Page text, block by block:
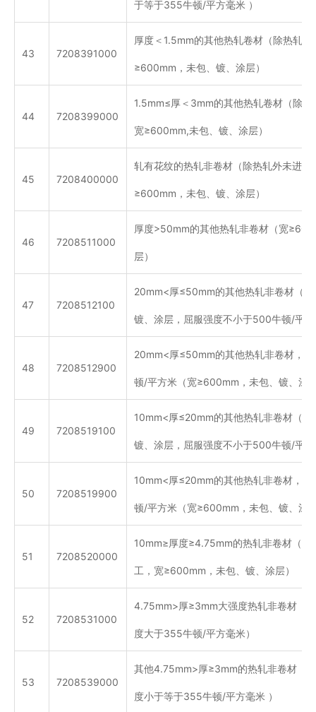
于等于355牛顿/平方毫米 ）
43 7208391000
厚度＜1.5mm的其他热轧卷材（除热轧
≥600mm，未包、镀、涂层）
44 7208399000
1.5mm≤厚＜3mm的其他热轧卷材（除热
宽≥600mm,未包、镀、涂层）
45 7208400000
轧有花纹的热轧非卷材（除热轧外未进一
≥600mm，未包、镀、涂层）
46 7208511000
厚度>50mm的其他热轧非卷材（宽
层）
47 7208512100
20mm<厚≤50mm的其他热轧非卷材（
镀、涂层，屈服强度不小于500牛顿/平
48 7208512900
20mm<厚≤50mm的其他热轧非卷材，
顿/平方米（宽≥600mm，未包、镀、涂
49 7208519100
10mm<厚≤20mm的其他热轧非卷材（
镀、涂层，屈服强度不小于500牛顿/平
50 7208519900
10mm<厚≤20mm的其他热轧非卷材，
顿/平方米（宽≥600mm，未包、镀、涂
51 7208520000
10mm≥厚度≥4.75mm的热轧非卷材（除
工，宽≥600mm，未包、镀、涂层）
52 7208531000
4.75mm>厚≥3mm大强度热轧非卷材（
度大于355牛顿/平方毫米）
53 7208539000
其他4.75mm>厚≥3mm的热轧非卷材（
度小于等于355牛顿/平方毫米 ）